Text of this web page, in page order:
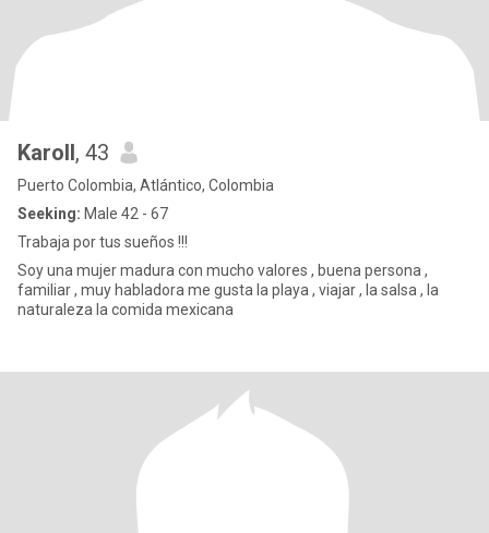
Karoll, 43
Puerto Colombia, Atlántico, Colombia
Seeking: Male 42 - 67
Trabaja por tus sueños !!!
Soy una mujer madura con mucho valores , buena persona ,
familiar , muy habladora me gusta la playa , viajar , la salsa , la
naturaleza la comida mexicana